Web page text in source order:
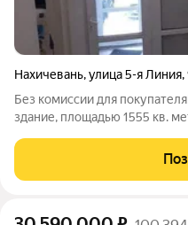
Нахичевань,улица 5-я Линия,
Без комиссии для
здание, площадью 1555 кв.
расположены на каждом
Имеется парковка для